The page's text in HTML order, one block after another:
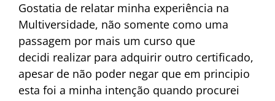
Gostatia de relatar minha experiência na
Multiversidade, não somente como uma
passagem por mais um curso que
decidi realizar para adquirir outro certificado,
apesar de não poder negar que em principio
esta foi a minha intenção quando procurei